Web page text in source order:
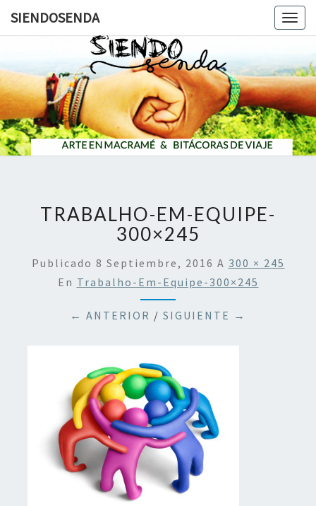
SIENDOSENDA
TRABALHO-EM-EQUIPE-
300×245
Publicado 8 Septiembre, 2016 A 300 × 245
En Trabalho-Em-Equipe-300×245
← ANTERIOR / SIGUIENTE →